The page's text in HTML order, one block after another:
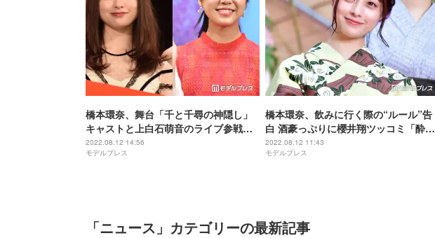
橋本環奈、舞台「千と千尋の神隠し」
キャストと上白石萌音のライブ参戦
「最高」「愛が伝わる」の声
2022.08.12 14:56
モデルプレス
橋本環奈、飲みに行く際の“ルール”告
白 酒豪っぷりに櫻井翔ツッコミ「酔う
気満々」
2022.08.12 11:43
モデルプレス
「ニュース」カテゴリーの最新記事